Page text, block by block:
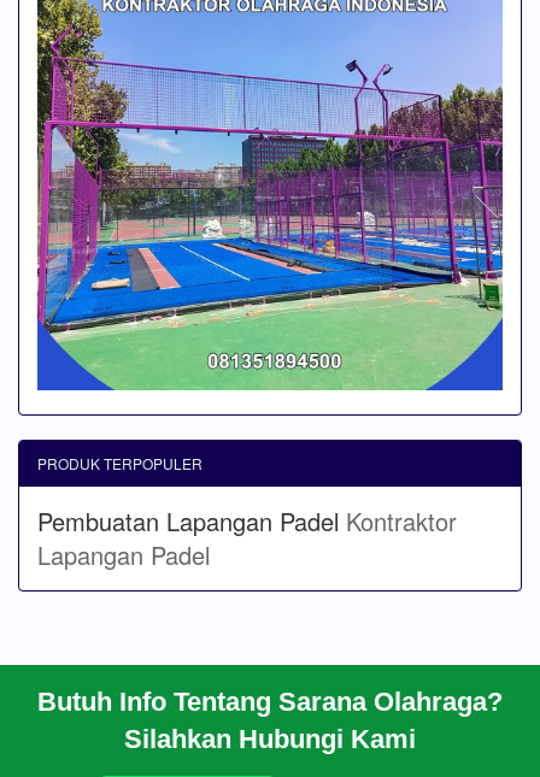
Butuh Info Tentang Sarana Olahraga?
Silahkan Hubungi Kami
PRODUK TERPOPULER
Pembuatan Lapangan Padel Kontraktor
Lapangan Padel